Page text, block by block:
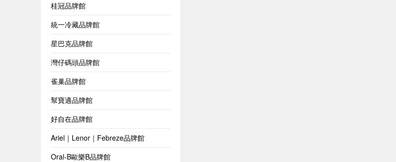
桂冠品牌館
統一冷藏品牌館
星巴克品牌館
灣仔碼頭品牌館
雀巢品牌館
幫寶適品牌館
好自在品牌館
Ariel｜Lenor｜Febreze品牌館
Oral-B歐樂B品牌館